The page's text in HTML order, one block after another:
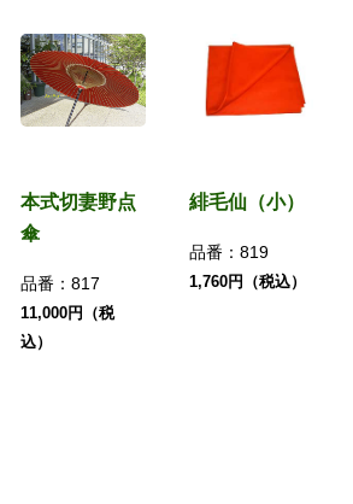
本式切妻野点
傘
品番：817
11,000円（税
込）
緋毛仙（小）
品番：819
1,760円（税込）